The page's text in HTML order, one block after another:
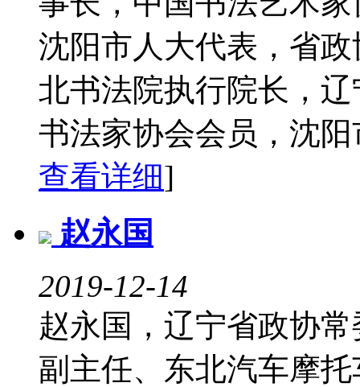
沈阳市人大代表，省
北书法院执行院长，
书法家协会会员，沈
查看详细]
赵永国
2019-12-14
赵永国，辽宁省政协
副主任、东北汽车摩